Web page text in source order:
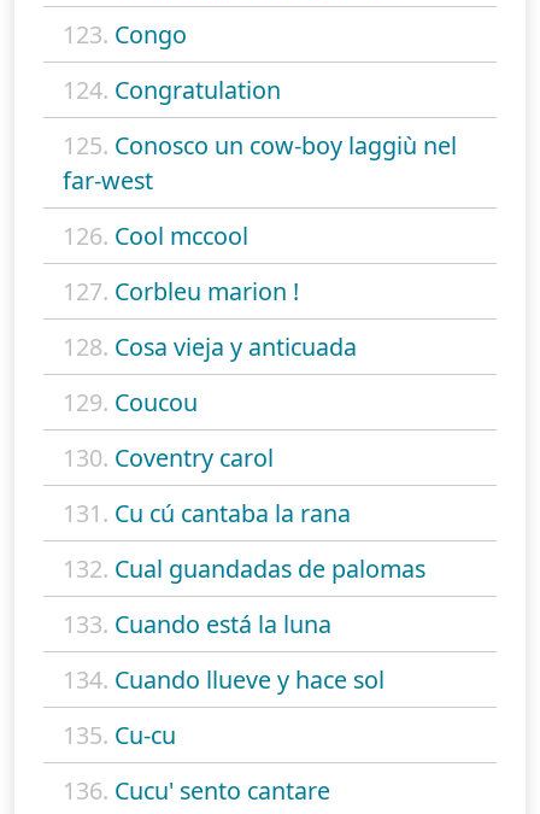
123. Congo
124. Congratulation
125. Conosco un cow-boy laggiù nel
far-west
126. Cool mccool
127. Corbleu marion !
128. Cosa vieja y anticuada
129. Coucou
130. Coventry carol
131. Cu cú cantaba la rana
132. Cual guandadas de palomas
133. Cuando está la luna
134. Cuando llueve y hace sol
135. Cu-cu
136. Cucu' sento cantare